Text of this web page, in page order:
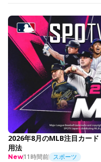
2026年8月のMLB注目カー
用法
New11時間前 スポーツ